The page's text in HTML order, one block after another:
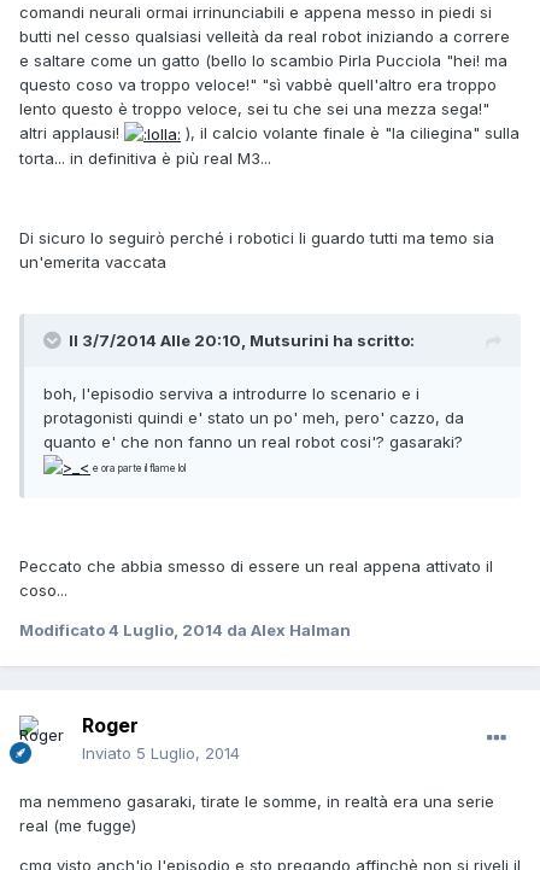
comandi neurali ormai irrinunciabili e appena messo in piedi si
butti nel cesso qualsiasi velleità da real robot iniziando a correre
e saltare come un gatto (bello lo scambio Pirla Pucciola "hei! ma
questo coso va troppo veloce!" "sì vabbè quell'altro era troppo
lento questo è troppo veloce, sei tu che sei una mezza sega!"
altri applausi!
), il calcio volante finale è "la ciliegina" sulla
torta... in definitiva è più real M3...
Di sicuro lo seguirò perché i robotici li guardo tutti ma temo sia
un'emerita vaccata
Il 3/7/2014 Alle 20:10, Mutsurini ha scritto:
boh, l'episodio serviva a introdurre lo scenario e i
protagonisti quindi e' stato un po' meh, pero' cazzo, da
quanto e' che non fanno un real robot cosi'? gasaraki?
e ora parte il flame lol
Peccato che abbia smesso di essere un real appena attivato il
coso...
Modificato4 Luglio, 2014 da Alex Halman
Roger
Inviato 5 Luglio, 2014
ma nemmeno gasaraki, tirate le somme, in realtà era una serie
real (me fugge)
cmq visto anch'io l'episodio e sto pregando affinchè non si riveli il